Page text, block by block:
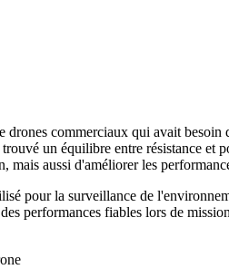
commerciaux qui avait besoin
un équilibre entre résistance et
mais aussi d'améliorer les
pour la surveillance de
performances fiables lors de